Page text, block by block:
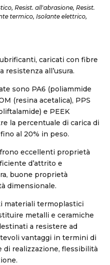
Resist. all'abrasione, Resist.
termico, Isolante elettrico,
caricati con fibre
resistenza all’usura.
sono PA6 (poliammide
(resina acetalica), PPS
e PEEK
la percentuale di carica di
al 20% in peso.
eccellenti proprietà
d’attrito e
buone proprietà
dimensionale.
materiali termoplastici
metalli e ceramiche
a resistere ad
vantaggi in termini di
di realizzazione, flessibilità